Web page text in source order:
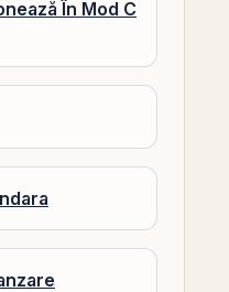
În Mod C